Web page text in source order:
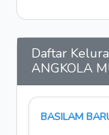
Daftar
ANGKOLA
BASILAM